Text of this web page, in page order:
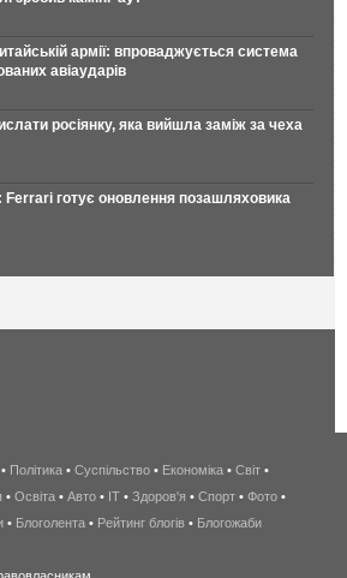
армії: впроваджується система
авіаударів
росіянку, яка вийшла заміж за чеха
Ferrari готує оновлення позашляховика
беспроводной
интернет
киев
• Політика • Суспільство • Економіка • Світ •
• Освіта • Авто • IT • Здоров'я • Спорт • Фото •
• Блоголента • Рейтинг блогів • Блогожаби